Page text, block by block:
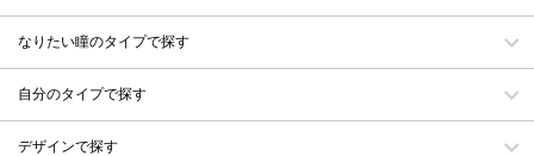
なりたい瞳のタイプで探す
自分のタイプで探す
デザインで探す